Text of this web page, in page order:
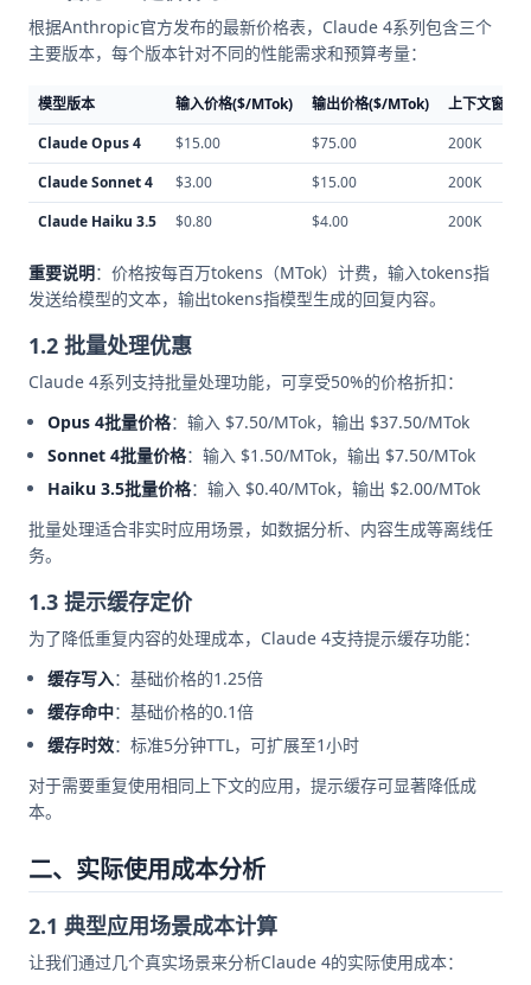
根据Anthropic官方发布的最新价格表，Claude 4系列包含三个
主要版本，每个版本针对不同的性能需求和预算考量：
模型版本 输入价格($/MTok) 输出价格($/MTok)
上下文窗口
Claude Opus 4
$15.00 $75.00
200K
Claude Sonnet 4
$3.00 $15.00
200K
Claude Haiku 3.5
$0.80 $4.00 200K
重要说明：价格按每百万tokens（MTok）计费，输入tokens指
发送给模型的文本，输出tokens指模型生成的回复内容。
1.2 批量处理优惠
Claude 4系列支持批量处理功能，可享受50%的价格折扣：
Opus 4批量价格：输入 $7.50/MTok，输出 $37.50/MTok
Sonnet 4批量价格：输入 $1.50/MTok，输出 $7.50/MTok
Haiku 3.5批量价格：输入 $0.40/MTok，输出 $2.00/MTok
批量处理适合非实时应用场景，如数据分析、内容生成等离线任
务。
1.3 提示缓存定价
为了降低重复内容的处理成本，Claude 4支持提示缓存功能：
缓存写入：基础价格的1.25倍
缓存命中：基础价格的0.1倍
缓存时效：标准5分钟TTL，可扩展至1小时
对于需要重复使用相同上下文的应用，提示缓存可显著降低成
本。
二、实际使用成本分析
2.1 典型应用场景成本计算
让我们通过几个真实场景来分析Claude 4的实际使用成本：